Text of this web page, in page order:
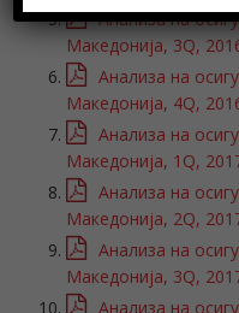
Анализа на
Македонија, 3Q,
Анализа на
Македонија, 4Q,
Анализа на
Македонија, 1Q,
Анализа на
Македонија, 2Q,
Анализа на
Македонија, 3Q,
Анализа на